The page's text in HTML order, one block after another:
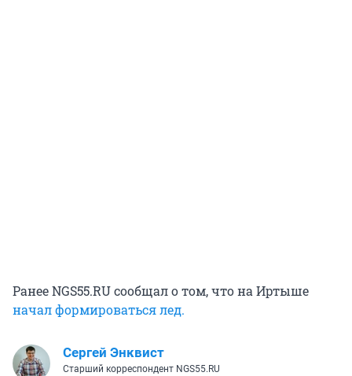
Ранее NGS55.RU сообщал о том, что на Иртыше
начал формироваться лед.
Сергей Энквист
Старший корреспондент NGS55.RU